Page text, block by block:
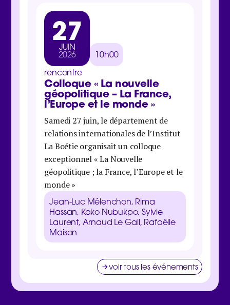
27
JUIN
2026
10h00
rencontre
Colloque « La nouvelle
géopolitique – La France,
l’Europe et le monde »
Samedi 27 juin, le département de
relations internationales de l’Institut
La Boétie organisait un colloque
exceptionnel « La Nouvelle
géopolitique ; la France, l’Europe et le
monde »
Jean-Luc Mélenchon, Rima
Hassan, Kako Nubukpo, Sylvie
Laurent, Arnaud Le Gall, Rafaëlle
Maison
voir tous les événements